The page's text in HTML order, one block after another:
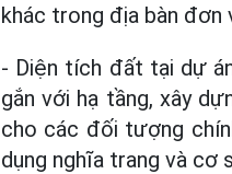
khác trong địa bàn đơn
- Diện tích đất tại dự
gắn với hạ tầng, xây
cho các đối tượng
dụng nghĩa trang và cơ